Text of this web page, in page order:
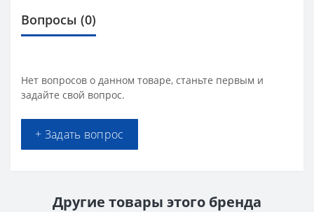
Вопросы (0)
Нет вопросов о данном товаре, станьте первым и
задайте свой вопрос.
+ Задать вопрос
Другие товары этого бренда